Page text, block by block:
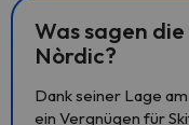
Was sagen
Nòrdic?
Dank seiner Lage
ein Vergnügen für